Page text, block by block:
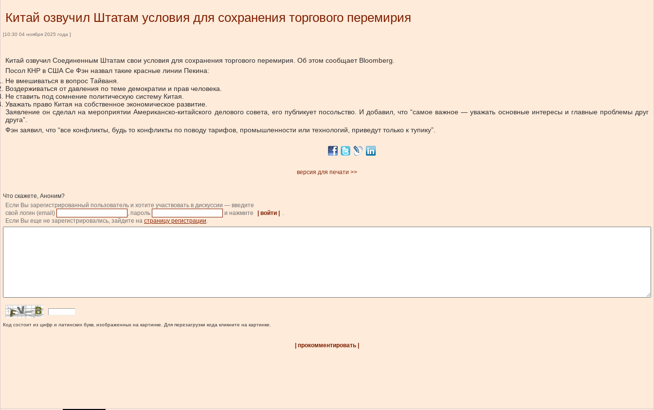
Китай озвучил Штатам условия для сохранения торгового перемирия
[10:30 04 ноября 2025 года ]
Китай озвучил Соединенным Штатам свои условия для сохранения торгового перемирия. Об этом сообщает Bloomberg.
Посол КНР в США Се Фэн назвал такие красные линии Пекина:
Не вмешиваться в вопрос Тайваня.
Воздерживаться от давления по теме демократии и прав человека.
Не ставить под сомнение политическую систему Китая.
Уважать право Китая на собственное экономическое развитие.
Заявление он сделал на мероприятии Американско-китайского делового совета, его публикует посольство. И добавил, что “самое важное — уважать основные интересы и главные проблемы друг
друга”.
Фэн заявил, что “все конфликты, будь то конфликты по поводу тарифов, промышленности или технологий, приведут только к тупику”.
версия для печати >>
Что скажете, Аноним?
Если Вы зарегистрированный пользователь и хотите участвовать в дискуссии — введите
свой логин (email)
, пароль и нажмите | войти |
.
Если Вы еще не зарегистрировались, зайдите на страницу регистрации.
Код состоит из цифр и латинских букв, изображенных на картинке. Для перезагрузки кода кликните на картинке.
| прокомментировать |